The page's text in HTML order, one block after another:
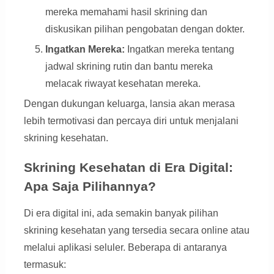
mereka memahami hasil skrining dan
diskusikan pilihan pengobatan dengan dokter.
Ingatkan Mereka: Ingatkan mereka tentang
jadwal skrining rutin dan bantu mereka
melacak riwayat kesehatan mereka.
Dengan dukungan keluarga, lansia akan merasa
lebih termotivasi dan percaya diri untuk menjalani
skrining kesehatan.
Skrining Kesehatan di Era Digital:
Apa Saja Pilihannya?
Di era digital ini, ada semakin banyak pilihan
skrining kesehatan yang tersedia secara online atau
melalui aplikasi seluler. Beberapa di antaranya
termasuk: